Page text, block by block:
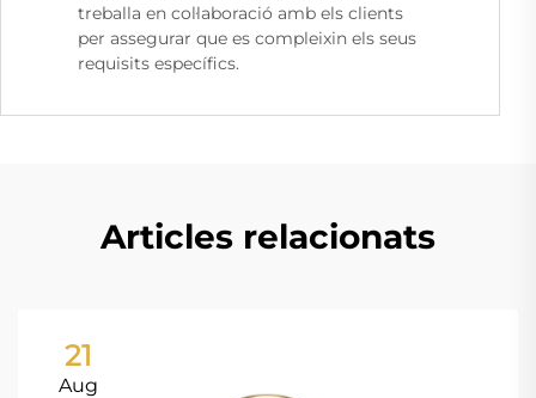
treballa en col·laboració amb els clients
per assegurar que es compleixin els seus
requisits específics.
Articles relacionats
21
Aug